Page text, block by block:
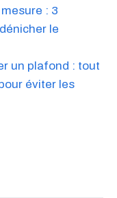
: 3
le
un plafond : tout
éviter les